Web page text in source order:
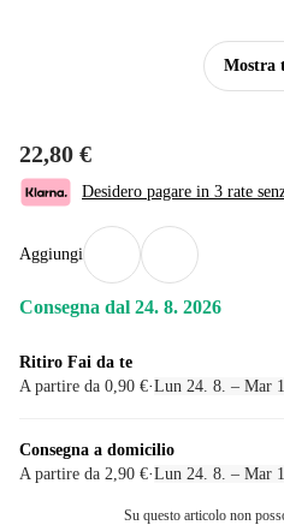
Mostra
22,80 €
Desidero pagare in 3 rate
Aggiungi
Consegna dal 24. 8. 2026
Ritiro Fai da te
A partire da 0,90 €·Lun 24. 8. – Mar
Consegna a domicilio
A partire da 2,90 €·Lun 24. 8. – Mar
Su questo articolo non